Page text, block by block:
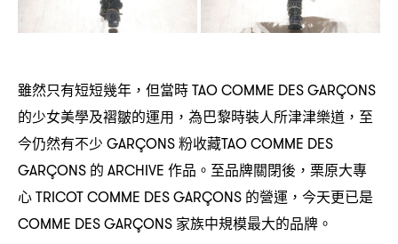
雖然只有短短幾年 ， 但當時TAO COMME DES GARÇONS
的少女美學及褶皺的運用 ， 為巴黎時裝人所津津樂道 ， 至
今仍然有不少 GARÇONS粉收藏TAO COMME DES
GARÇONS 的 ARCHIVE 作品。至品牌關閉後 ， 栗原大專
心TRICOT COMME DES GARÇONS 的營運 ， 今天更已是
COMME DES GARÇONS 家族中規模最大的品牌。